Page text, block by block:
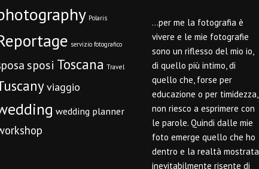
Polaris
servizio fotografico
sposi Toscana Travel
viaggio
wedding planner
…per me la fotografia è
vivere e le mie fotografie
sono un riflesso del mio io,
di quello più intimo, di
quello che, forse per
educazione o per timidezza,
non riesco a esprimere con
le parole. Quindi dalle mie
foto emerge quello che ho
dentro e la realtà mostrata
inevitabilmente risente di